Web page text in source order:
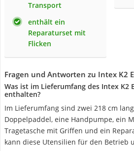
Transport
enthält ein
Reparaturset mit
Flicken
Fragen und Antworten zu Intex K2
Was ist im Lieferumfang des Intex K2
enthalten?
Im Lieferumfang sind zwei 218 cm
Doppelpaddel, eine Handpumpe, ein
Tragetasche mit Griffen und ein
kann diese Utensilien für den Betrieb